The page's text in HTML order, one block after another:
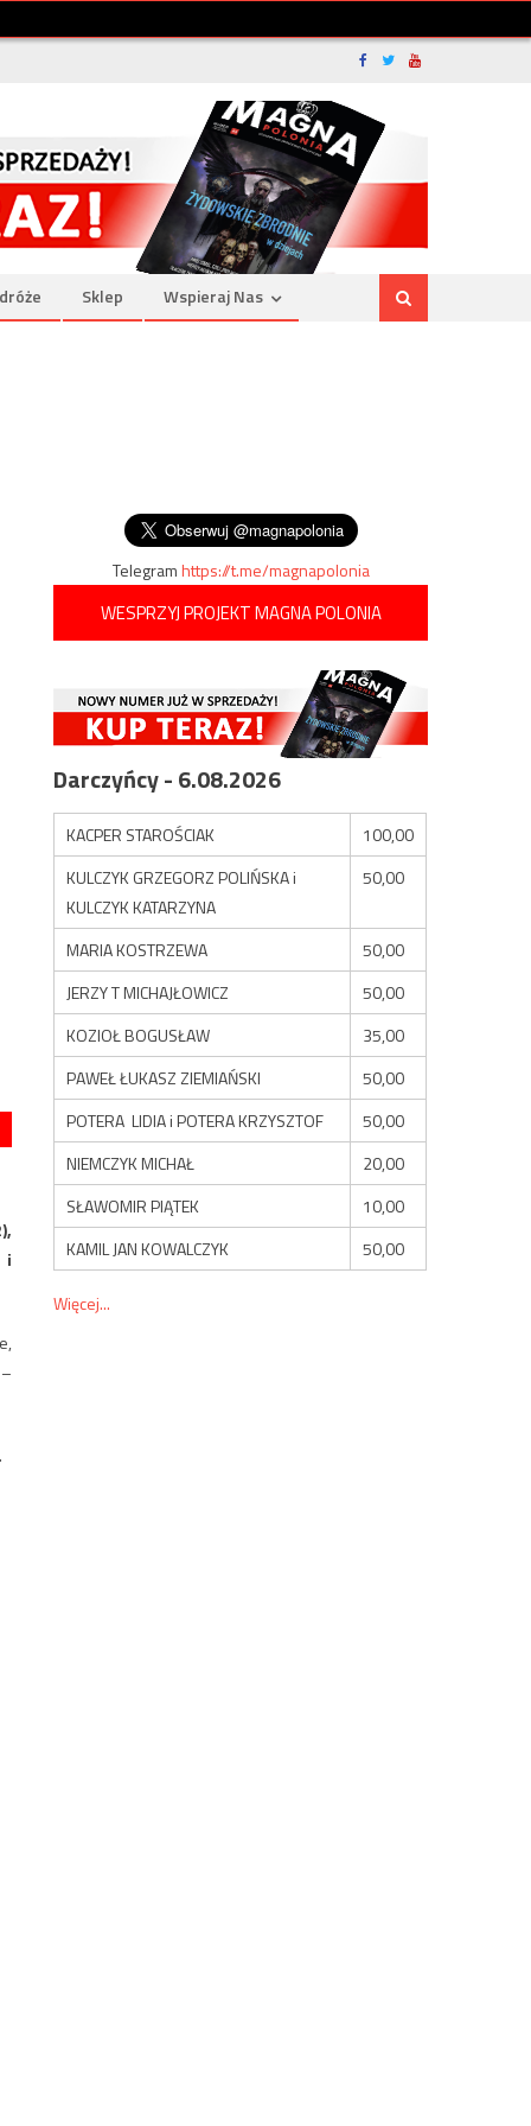
Sklep Wspieraj Nas
i
Telegramhttps://t.me/magnapolonia
WESPRZYJ PROJEKT MAGNA POLONIA
Darczyńcy - 6.08.2026
KACPER STAROŚCIAK
100,00
KULCZYK GRZEGORZ POLIŃSKA i
KULCZYK KATARZYNA
50,00
MARIA KOSTRZEWA
50,00
JERZY T MICHAJŁOWICZ
50,00
KOZIOŁ BOGUSŁAW
35,00
PAWEŁ ŁUKASZ ZIEMIAŃSKI
50,00
POTERA LIDIA i POTERA KRZYSZTOF
50,00
NIEMCZYK MICHAŁ
20,00
SŁAWOMIR PIĄTEK
10,00
KAMIL JAN KOWALCZYK
50,00
Więcej...